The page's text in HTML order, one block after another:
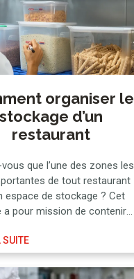
organiser le
stockage d’un
restaurant
que l’une des zones les
de tout restaurant
espace de stockage ? Cet
a pour mission de contenir
au fonctionnement de
ce qui fait de l’ordre
indispensable. Tous
SUITE